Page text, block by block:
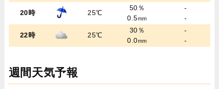
20時 25℃
50％
0.5mm
-
-
22時 25℃
30％
0.0mm
-
-
週間天気予報